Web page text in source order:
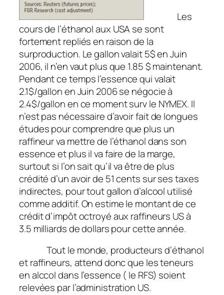
Les
cours de l’éthanol aux USA se sont
fortement repliés en raison de la
surproduction. Le gallon valait 5$ en Juin
2006, il n’en vaut plus que 1.85 $ maintenant.
Pendant ce temps l’essence qui valait
2.1$/gallon en Juin 2006 se négocie à
2.4$/gallon en ce moment surv le NYMEX. Il
n’est pas nécessaire d’avoir fait de longues
études pour comprendre que plus un
raffineur va mettre de l’éthanol dans son
essence et plus il va faire de la marge,
surtout si l’on sait qu’il va être de plus
crédité d’un avoir de 51 cents sur ses taxes
indirectes, pour tout gallon d’alcool utilisé
comme additif. On estime le montant de ce
crédit d’impôt octroyé aux raffineurs US à
3.5 milliards de dollars pour cette année.
Tout le monde, producteurs d’éthanol
et raffineurs, attend donc que les teneurs
en alccol dans l’essence ( le RFS) soient
relevées par l’administration US.